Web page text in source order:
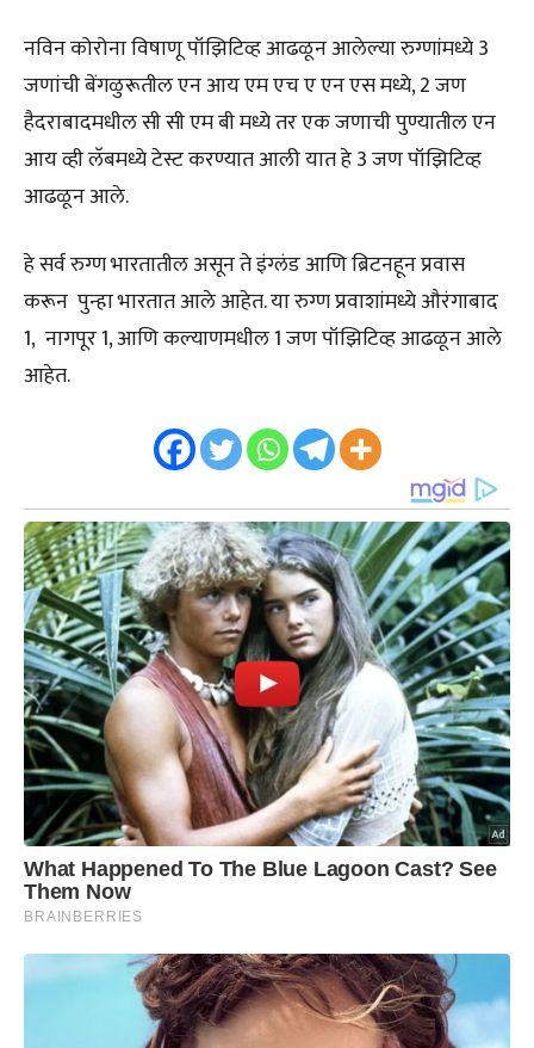
नविन कोरोना विषाणू पॉझिटिव्ह आढळून आलेल्या रुग्णांमध्ये 3
जणांची बेंगळुरूतील एन आय एम एच ए एन एस मध्ये, 2 जण
हैदराबादमधील सी सी एम बी मध्ये तर एक जणाची पुण्यातील एन
आय व्ही लॅबमध्ये टेस्ट करण्यात आली यात हे 3 जण पॉझिटिव्ह
आढळून आले.
हे सर्व रुग्ण भारतातील असून ते इंग्लंड आणि ब्रिटनहून प्रवास
करून पुन्हा भारतात आले आहेत. या रुग्ण प्रवाशांमध्ये औरंगाबाद
1, नागपूर 1, आणि कल्याणमधील 1 जण पॉझिटिव्ह आढळून आले
आहेत.